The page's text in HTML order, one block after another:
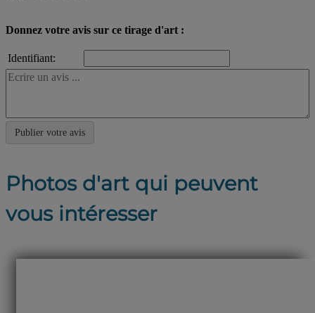
Donnez votre avis sur ce tirage d'art :
Identifiant:
Photos d'art qui peuvent
vous intéresser